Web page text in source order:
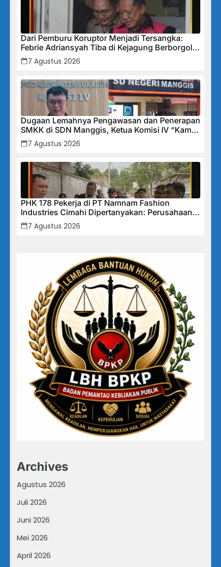
Dari Pemburu Koruptor Menjadi Tersangka:
Febrie Adriansyah Tiba di Kejagung Berborgol,
Bawa Map Biru dan Senyum Penuh Teka-teki
7 Agustus 2026
Dugaan Lemahnya Pengawasan dan Penerapan
SMKK di SDN Manggis, Ketua Komisi IV “Kami
Tidak Akan Segan Menindak”
7 Agustus 2026
PHK 178 Pekerja di PT Namnam Fashion
Industries Cimahi Dipertanyakan: Perusahaan
Klaim Rugi, Laporan Keuangan Justru
Tunjukkan Penurunan Laba.
7 Agustus 2026
Archives
Agustus 2026
Juli 2026
Juni 2026
Mei 2026
April 2026